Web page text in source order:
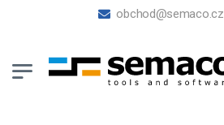
obchod@semaco.cz